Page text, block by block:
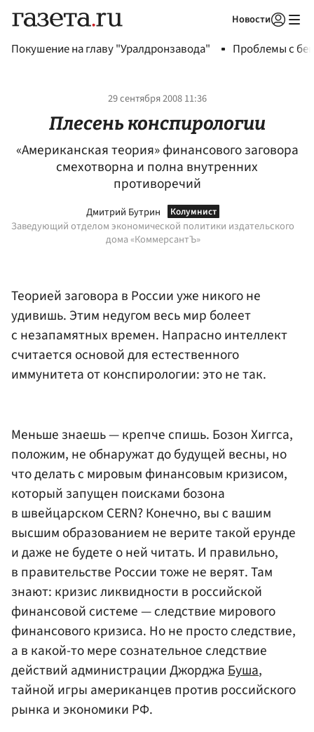
Новости
Покушение на главу "Уралдронзавода" Проблемы с
29 сентября 2008 11:36
Плесень конспирологии
«Американская теория» финансового заговора
смехотворна и полна внутренних
противоречий
Дмитрий Бутрин
Заведующий отделом экономической политики издательского
дома «КоммерсантЪ»
Теорией заговора в России уже никого не
удивишь. Этим недугом весь мир болеет
с незапамятных времен. Напрасно интеллект
считается основой для естественного
иммунитета от конспирологии: это не так.
Меньше знаешь — крепче спишь. Бозон Хиггса,
положим, не обнаружат до будущей весны, но
что делать с мировым финансовым кризисом,
который запущен поисками бозона
в швейцарском CERN? Конечно, вы с вашим
высшим образованием не верите такой ерунде
и даже не будете о ней читать. И правильно,
в правительстве России тоже не верят. Там
знают: кризис ликвидности в российской
финансовой системе — следствие мирового
финансового кризиса. Но не просто следствие,
а в какой-то мере сознательное следствие
действий администрации ДжорджаБуша,
тайной игры американцев против российского
рынка и экономики РФ.